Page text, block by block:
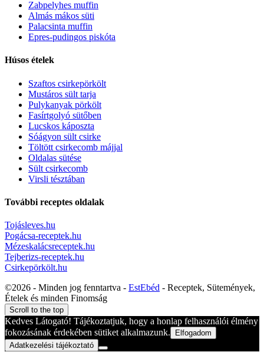
Zabpelyhes muffin
Almás mákos süti
Palacsinta muffin
Epres-pudingos piskóta
Húsos ételek
Szaftos csirkepörkölt
Mustáros sült tarja
Pulykanyak pörkölt
Fasírtgolyó sütőben
Lucskos káposzta
Sóágyon sült csirke
Töltött csirkecomb májjal
Oldalas sütése
Sült csirkecomb
Virsli tésztában
További receptes oldalak
Tojásleves.hu
Pogácsa-receptek.hu
Mézeskalácsreceptek.hu
Tejberizs-receptek.hu
Csirkepörkölt.hu
©2026 - Minden jog fenntartva - EstEbéd - Receptek, Sütemények,
Ételek és minden Finomság
Scroll to the top
Kedves Látogató! Tájékoztatjuk, hogy a honlap felhasználói élmény
fokozásának érdekében sütiket alkalmazunk.
Elfogadom
Adatkezelési tájékoztató